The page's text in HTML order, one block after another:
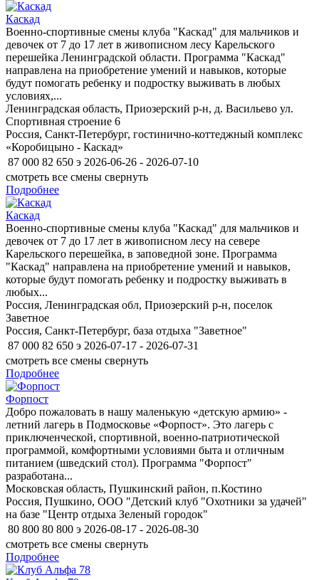
Каскад
Военно-спортивные смены клуба "Каскад" для мальчиков и
девочек от 7 до 17 лет в живописном лесу Карельского
перешейка Ленинградской области. Программа "Каскад"
направлена на приобретение умений и навыков, которые
будут помогать ребенку и подростку выживать в любых
условиях,...
Ленинградская область, Приозерский р-н, д. Васильево ул.
Спортивная строение 6
Россия, Санкт-Петербург, гостинично-коттеджный комплекс
«Коробицыно - Каскад»
87 000 82 650 э 2026-06-26 - 2026-07-10
смотреть все смены свернуть
Подробнее
Каскад
Военно-спортивные смены клуба "Каскад" для мальчиков и
девочек от 7 до 17 лет в живописном лесу на севере
Карельского перешейка, в заповедной зоне. Программа
"Каскад" направлена на приобретение умений и навыков,
которые будут помогать ребенку и подростку выживать в
любых...
Россия, Ленинградская обл, Приозерский р-н, поселок
Заветное
Россия, Санкт-Петербург, база отдыха "Заветное"
87 000 82 650 э 2026-07-17 - 2026-07-31
смотреть все смены свернуть
Подробнее
Форпост
Добро пожаловать в нашу маленькую «детскую армию» -
летний лагерь в Подмосковье «Форпост». Это лагерь с
приключенческой, спортивной, военно-патриотической
программой, комфортными условиями быта и отличным
питанием (шведский стол). Программа "Форпост"
разработана...
Московская область, Пушкинский район, п.Костино
Россия, Пушкино, ООО "Детский клуб "Охотники за удачей"
на базе "Центр отдыха Зеленый городок"
80 800 80 800 э 2026-08-17 - 2026-08-30
смотреть все смены свернуть
Подробнее